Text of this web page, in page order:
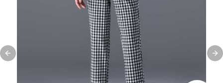
Previous slide